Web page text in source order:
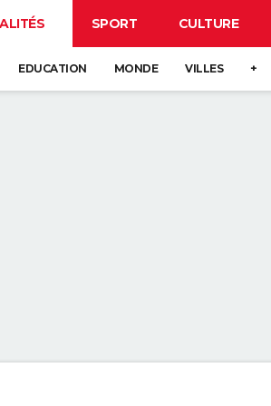
SPORT CULTURE
EDUCATION MONDE VILLES +